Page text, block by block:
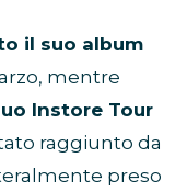
il suo album
mentre
Instore Tour
raggiunto da
preso